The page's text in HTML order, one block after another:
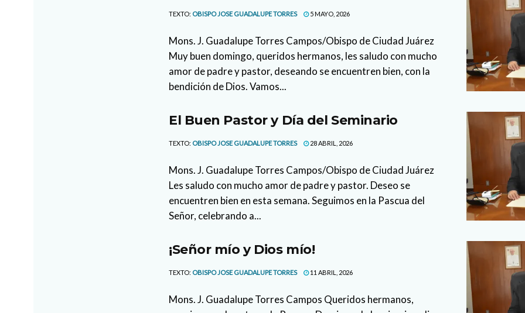
TEXTO: OBISPO JOSE GUADALUPE TORRES 5 MAYO, 2026
Mons. J. Guadalupe Torres Campos/Obispo de Ciudad Juárez
Muy buen domingo, queridos hermanos, les saludo con mucho
amor de padre y pastor, deseando se encuentren bien, con la
bendición de Dios. Vamos...
El Buen Pastor y Día del Seminario
TEXTO: OBISPO JOSE GUADALUPE TORRES 28 ABRIL, 2026
Mons. J. Guadalupe Torres Campos/Obispo de Ciudad Juárez
Les saludo con mucho amor de padre y pastor. Deseo se
encuentren bien en esta semana. Seguimos en la Pascua del
Señor, celebrando a...
¡Señor mío y Dios mío!
TEXTO: OBISPO JOSE GUADALUPE TORRES 11 ABRIL, 2026
Mons. J. Guadalupe Torres Campos Queridos hermanos,